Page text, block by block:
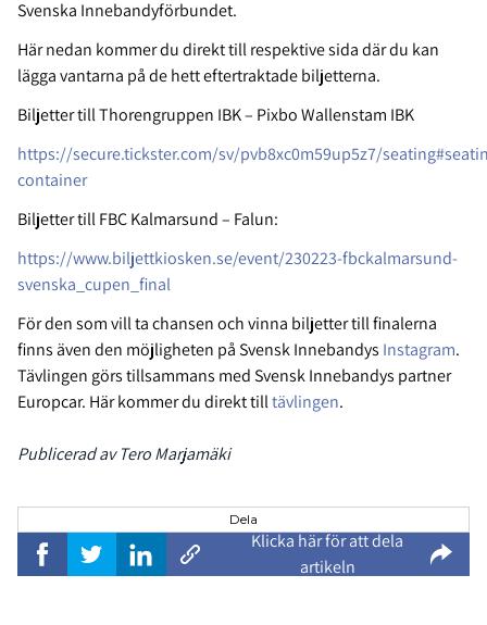
Svenska Innebandyförbundet.
Här nedan kommer du direkt till respektive sida där du kan
lägga vantarna på de hett eftertraktade biljetterna.
Biljetter till Thorengruppen IBK – Pixbo Wallenstam IBK
https://secure.tickster.com/sv/pvb8xc0m59up5z7/
container
Biljetter till FBC Kalmarsund – Falun:
https://www.biljettkiosken.se/event/230223-fbckalmarsund-
svenska_cupen_final
För den som vill ta chansen och vinna biljetter till finalerna
finns även den möjligheten på Svensk Innebandys Instagram.
Tävlingen görs tillsammans med Svensk Innebandys partner
Europcar. Här kommer du direkt tilltävlingen.
Publicerad av Tero Marjamäki
Dela
Klicka här för att dela
artikeln